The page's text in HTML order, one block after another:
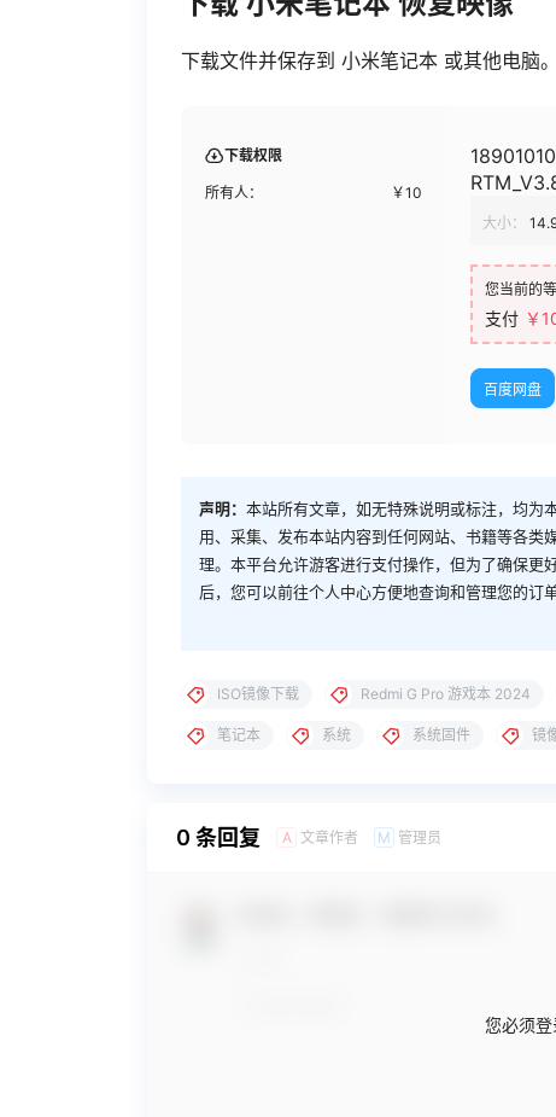
下载文件并保存到 小米笔记本 或其他电脑
下载权限
所有人： ￥10
大小：
您当前的
支付 ￥
百度网盘
声明： 本站所有文章，如无特殊说明或标注，均为
用、采集、发布本站内容到任何网站、书籍等各类
理。本平台允许游客进行支付操作，但为了确保更
后，您可以前往个人中心方便地查询和管理您的订单
ISO镜像下载 Redmi G Pro 游戏本 2024
笔记本 系统 系统固件 镜
0 条回复 A 文章作者 M 管理员
您必须